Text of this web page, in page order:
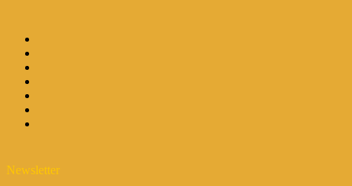
Newsletter